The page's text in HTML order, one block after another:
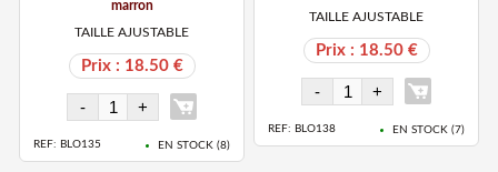
marron
TAILLE AJUSTABLE
Prix : 18.50 €
REF: BLO135 EN STOCK (8)
TAILLE AJUSTABLE
Prix : 18.50 €
REF: BLO138 EN STOCK (7)